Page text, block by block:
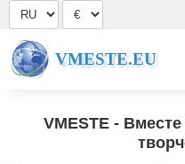
VMESTE.EU
VMESTE -